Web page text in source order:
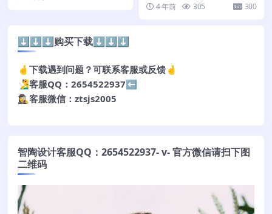
4 年前
305 300
⬇️⬇️⬇️购买下载⬇️⬇️⬇️
🤞下载遇到问题？可联系客服或反馈🤞
🧏‍♂️客服QQ：2654522937⬅️
🕵️‍♀️客服微信：ztsjs2005
智陶设计客服QQ：2654522937- v- 官方微信请扫下图
二维码